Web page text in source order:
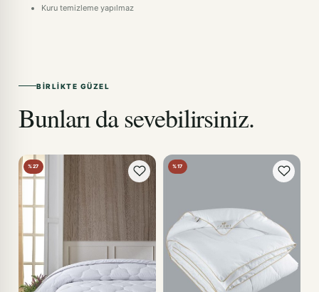
Kuru temizleme yapılmaz
BIRLIKTE GÜZEL
Bunları da sevebilirsiniz.
%27 %17